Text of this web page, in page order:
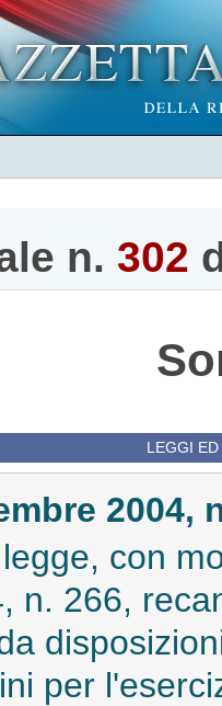
n. 302
LEGGI
2004,
con
n. 266,
per